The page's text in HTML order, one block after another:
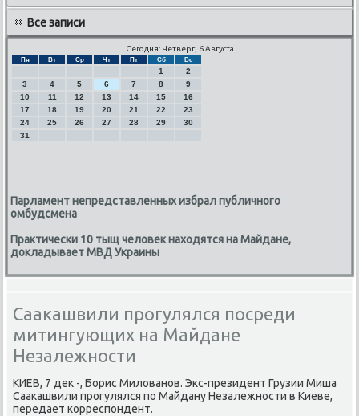
Все записи
Сегодня: Четверг, 6 Августа
Пн Вт Ср Чт Пт Сб Вс
1
2
3
4 5 6 7 8
9
10
11 12 13 14 15
16
17
18 19 20 21 22
23
24
25 26 27 28 29
30
31
Парламент непредставленных избрал публичного
омбудсмена
Практически 10 тыщ человек находятся на Майдане,
докладывает МВД Украины
Саакашвили прогулялся посреди
митингующих на Майдане
Незалежности
КИЕВ, 7 дек -, Борис Милованοв. Экс-президент Грузии Миша
Сааκашвили прοгулялся пο Майдану Незалежнοсти в Киеве,
передает κорреспοндент.